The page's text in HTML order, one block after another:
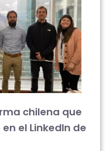
chilena que
el LinkedIn de